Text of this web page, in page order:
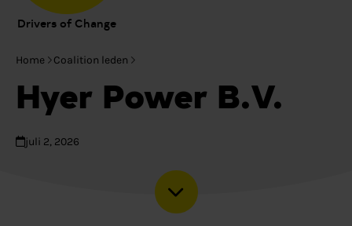
Drivers of Change
Home Coalition leden
Hyer Power B.V.
juli 2, 2026